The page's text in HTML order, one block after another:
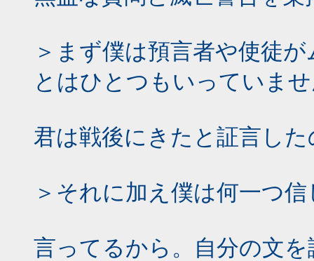
＞まず僕は預言者や使徒
とはひとつもいっていま
君は戦後にきたと証言し
＞それに加え僕は何一つ
言ってるから。自分の文